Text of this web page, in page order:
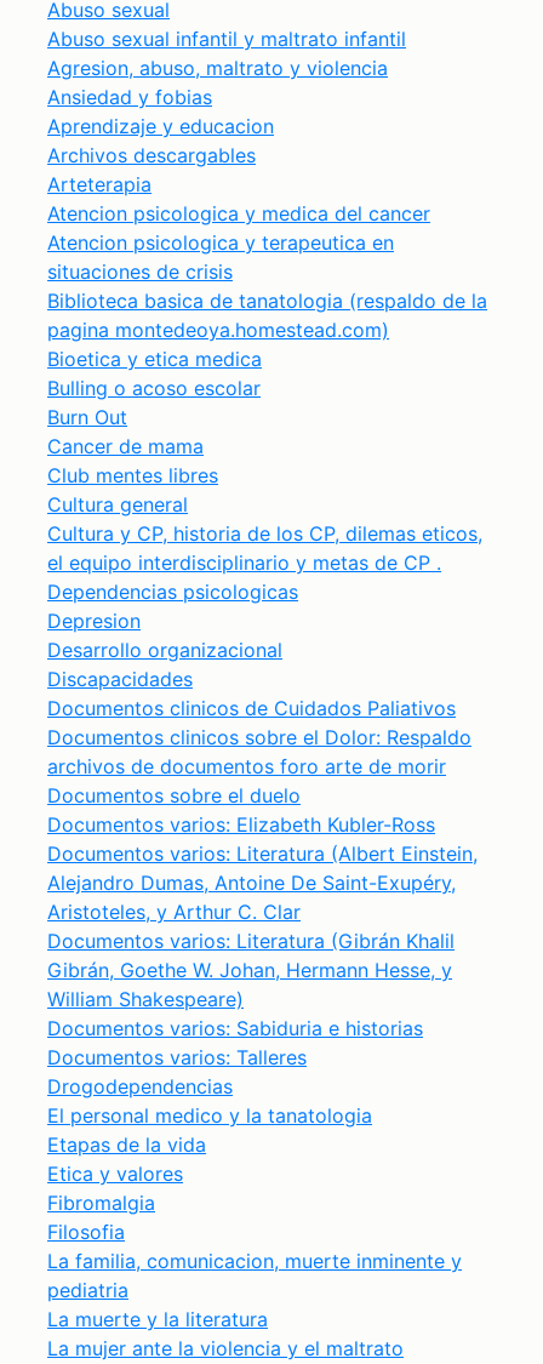
Abuso sexual
Abuso sexual infantil y maltrato infantil
Agresion, abuso, maltrato y violencia
Ansiedad y fobias
Aprendizaje y educacion
Archivos descargables
Arteterapia
Atencion psicologica y medica del cancer
Atencion psicologica y terapeutica en
situaciones de crisis
Biblioteca basica de tanatologia (respaldo de la
pagina montedeoya.homestead.com)
Bioetica y etica medica
Bulling o acoso escolar
Burn Out
Cancer de mama
Club mentes libres
Cultura general
Cultura y CP, historia de los CP, dilemas eticos,
el equipo interdisciplinario y metas de CP .
Dependencias psicologicas
Depresion
Desarrollo organizacional
Discapacidades
Documentos clinicos de Cuidados Paliativos
Documentos clinicos sobre el Dolor: Respaldo
archivos de documentos foro arte de morir
Documentos sobre el duelo
Documentos varios: Elizabeth Kubler-Ross
Documentos varios: Literatura (Albert Einstein,
Alejandro Dumas, Antoine De Saint-Exupéry,
Aristoteles, y Arthur C. Clar
Documentos varios: Literatura (Gibrán Khalil
Gibrán, Goethe W. Johan, Hermann Hesse, y
William Shakespeare)
Documentos varios: Sabiduria e historias
Documentos varios: Talleres
Drogodependencias
El personal medico y la tanatologia
Etapas de la vida
Etica y valores
Fibromalgia
Filosofia
La familia, comunicacion, muerte inminente y
pediatria
La muerte y la literatura
La mujer ante la violencia y el maltrato